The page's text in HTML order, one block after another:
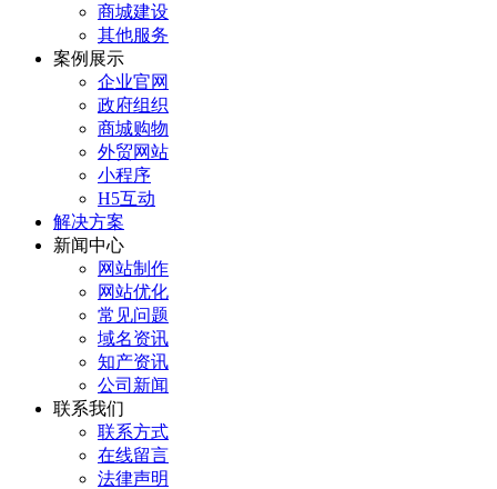
商城建设
其他服务
案例展示
企业官网
政府组织
商城购物
外贸网站
小程序
H5互动
解决方案
新闻中心
网站制作
网站优化
常见问题
域名资讯
知产资讯
公司新闻
联系我们
联系方式
在线留言
法律声明